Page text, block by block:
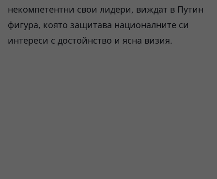
некомпетентни свои лидери, виждат в Путин
фигура, която защитава националните си
интереси с достойнство и ясна визия.